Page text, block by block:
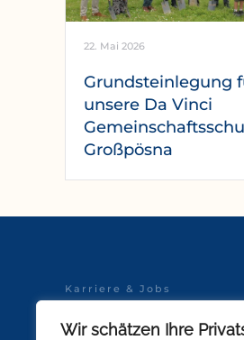
Wir schätzen Ihre
22. Mai 2026
Grundsteinlegung
unsere Da Vinci
Großpösna
Karriere & Jobs
Schulsportkleidung